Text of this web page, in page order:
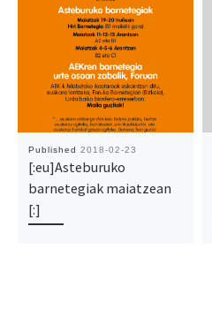
Published 2018-02-23
[:eu]Asteburuko
barnetegiak maiatzean
[:]